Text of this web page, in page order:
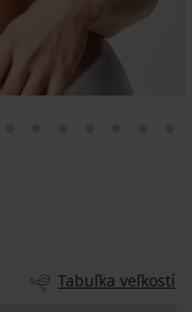
Tabuľka veľkostí